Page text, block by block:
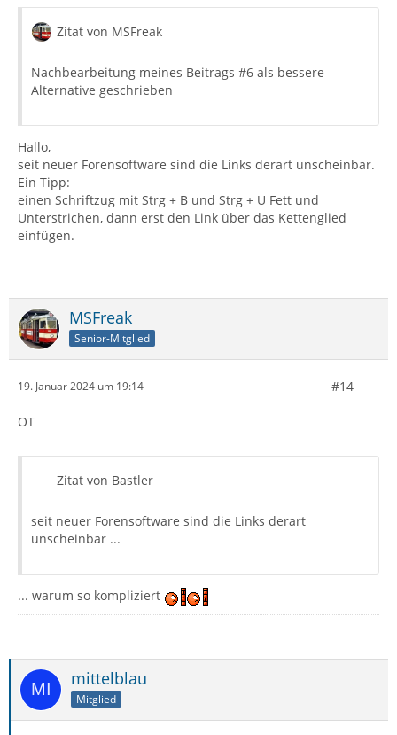
Zitat von MSFreak
Nachbearbeitung meines Beitrags #6 als bessere
Alternative geschrieben
Hallo,
seit neuer Forensoftware sind die Links derart unscheinbar.
Ein Tipp:
einen Schriftzug mit Strg + B und Strg + U Fett und
Unterstrichen, dann erst den Link über das Kettenglied
einfügen.
MSFreak
Senior-Mitglied
19. Januar 2024 um 19:14 #14
OT
Zitat von Bastler
seit neuer Forensoftware sind die Links derart
unscheinbar ...
... warum so kompliziert
mittelblau
Mitglied